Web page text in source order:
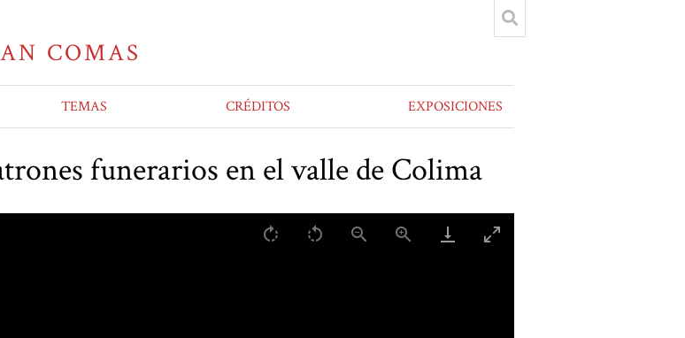
TEMAS CRÉDITOS EXPOSICIONES
funerarios en el valle de Colima